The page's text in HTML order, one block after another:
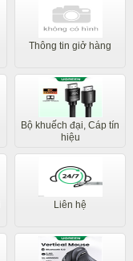
Thông tin giở hàng
Bộ khuếch đại, Cáp tín
hiệu
Liên hệ